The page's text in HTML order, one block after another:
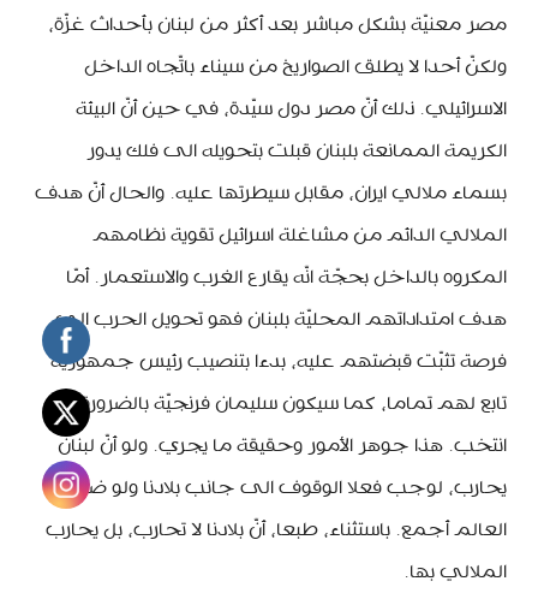
مصر معنيّة بشكل مباشر بعد أكثر من لبنان بأحداث غزّة،
ولكنّ أحدا لا يطلق الصواريخ من سيناء باتّجاه الداخل
الاسرائيلي. ذلك أنّ مصر دول سيّدة، في حين أنّ البيئة
الكريمة الممانعة بلبنان قبلت بتحويله الى فلك يدور
بسماء ملالي ايران، مقابل سيطرتها عليه. والحال أنّ هدف
الملالي الدائم من مشاغلة اسرائيل تقوية نظامهم
المكروه بالداخل بحجّة انّه يقارع الغرب والاستعمار. أمّا
هدف امتداداتهم المحليّة بلبنان فهو تحويل الحرب الى
فرصة تثبّت قبضتهم عليه، بدءا بتنصيب رئيس جمهوريّة
تابع لهم تماما، كما سيكون سليمان فرنجيّة بالضرورة لو
انتخب. هذا جوهر الأمور وحقيقة ما يجري. ولو أنّ لبنان
يحارب، لوجب فعلا الوقوف الى جانب بلادنا ولو ضدّ
العالم أجمع. باستثناء، طبعا، أنّ بلادنا لا تحارب، بل يحارب
الملالي بها.